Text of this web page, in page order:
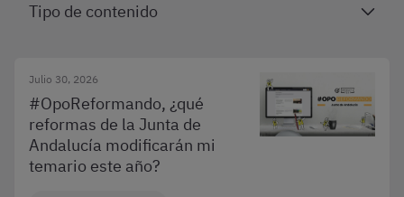
Tipo de contenido
Julio 30, 2026
#OpoReformando, ¿qué
reformas de la Junta de
Andalucía modificarán mi
temario este año?